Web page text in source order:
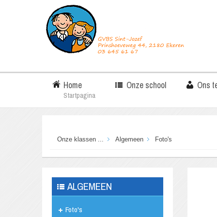
Home
Startpagina
Onze school Ons
Onze klassen ... Algemeen Foto's
ALGEMEEN
Foto's